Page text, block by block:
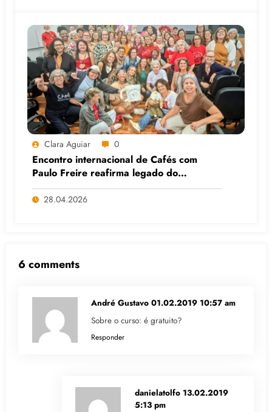
Clara Aguiar 0
Encontro internacional de Cafés com
Paulo Freire reafirma legado do
educador popular
28.04.2026
6 comments
André Gustavo 01.02.2019 10:57 am
Sobre o curso: é gratuito?
Responder
danielatolfo 13.02.2019
5:13 pm